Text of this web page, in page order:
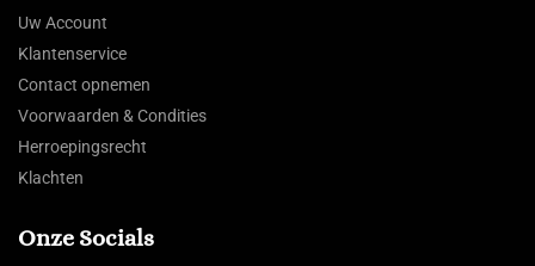
Uw Account
Klantenservice
Contact opnemen
Voorwaarden & Condities
Herroepingsrecht
Klachten
Onze Socials